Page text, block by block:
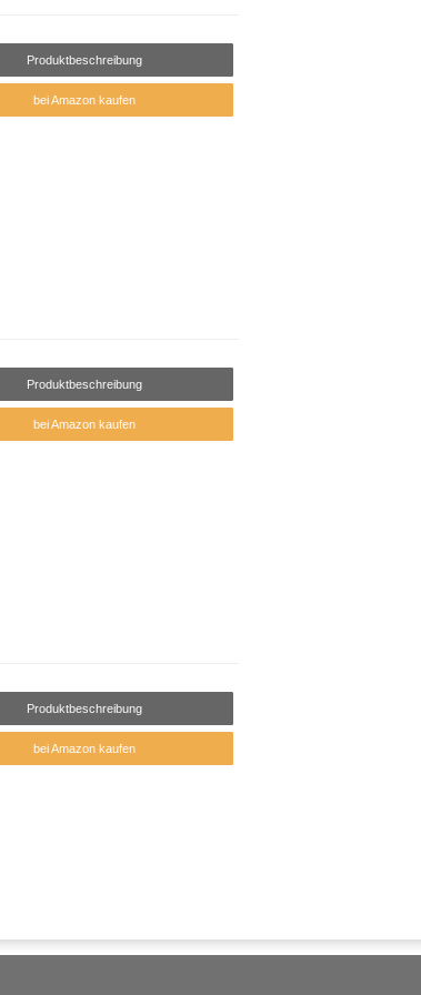
Produktbeschreibung
bei Amazon kaufen
Produktbeschreibung
bei Amazon kaufen
Produktbeschreibung
bei Amazon kaufen